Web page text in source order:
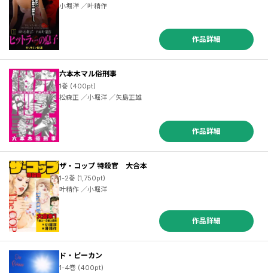
小堀洋 ／叶精作
作品詳細
六本木マル俗刑事
1巻 (400pt)
松森正 ／小堀洋 ／矢島正雄
作品詳細
ザ・コップ 特殺官 大合本
1-2巻 (1,750pt)
叶精作 ／小堀洋
作品詳細
ド・ピーカン
1-4巻 (400pt)